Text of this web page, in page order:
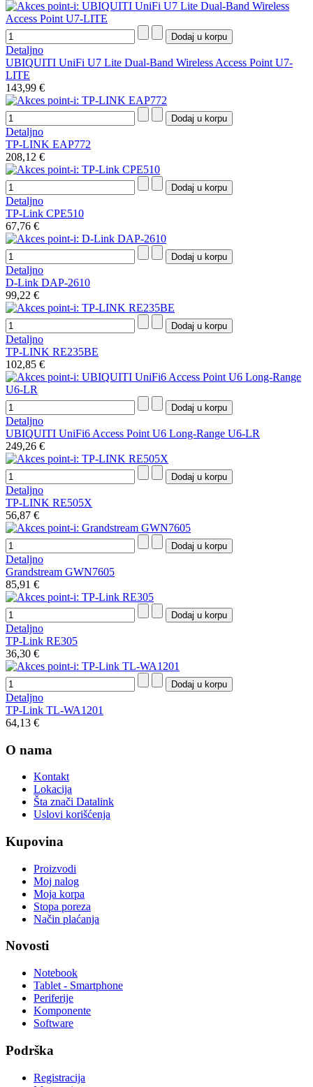
Detaljno
UBIQUITI UniFi U7 Lite Dual-Band Wireless Access Point U7-
LITE
143,99 €
Detaljno
TP-LINK EAP772
208,12 €
Detaljno
TP-Link CPE510
67,76 €
Detaljno
D-Link DAP-2610
99,22 €
Detaljno
TP-LINK RE235BE
102,85 €
Detaljno
UBIQUITI UniFi6 Access Point U6 Long-Range U6-LR
249,26 €
Detaljno
TP-LINK RE505X
56,87 €
Detaljno
Grandstream GWN7605
85,91 €
Detaljno
TP-Link RE305
36,30 €
Detaljno
TP-Link TL-WA1201
64,13 €
O nama
Kontakt
Lokacija
Šta znači Datalink
Uslovi korišćenja
Kupovina
Proizvodi
Moj nalog
Moja korpa
Stopa poreza
Način plaćanja
Novosti
Notebook
Tablet - Smartphone
Periferije
Komponente
Software
Podrška
Registracija